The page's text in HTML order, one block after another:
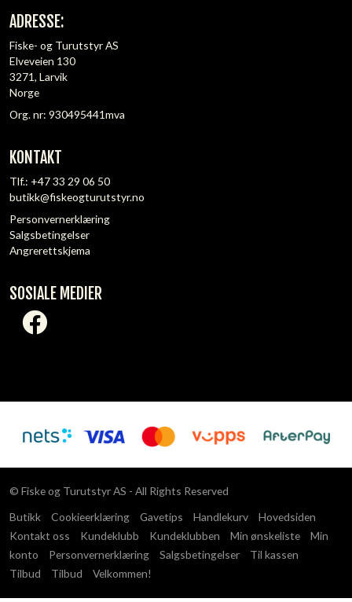
ADRESSE:
Fiske- og Turutstyr AS
Elveveien 130
3271, Larvik
Norge
Org. nr: 930495441mva
KONTAKT
Tlf.: +47 33 29 06 50
butikk@fiskeogturutstyr.no
Personvernerklæring
Salgsbetingelser
Angrerettskjema
SOSIALE MEDIER
© Fiske og Turutstyr AS - All Rights Reserved
Butikk
Cookieerklæring Gavetips Handlekurv
Hovedsiden
Kontakt oss
Kundeklubb Kundeklubben Min ønskeliste
Min
konto
Personvernerklæring Salgsbetingelser
Til kassen
Tilbud
Tilbud Velkommen!